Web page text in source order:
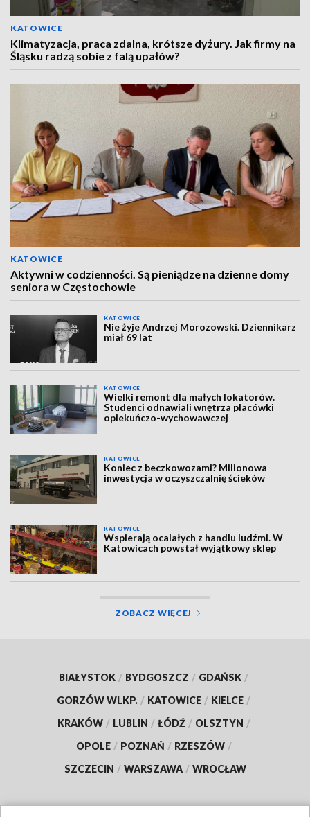
KATOWICE
Klimatyzacja, praca zdalna, krótsze dyżury. Jak firmy na
Śląsku radzą sobie z falą upałów?
KATOWICE
Aktywni w codzienności. Są pieniądze na dzienne domy
seniora w Częstochowie
KATOWICE
Nie żyje Andrzej Morozowski. Dziennikarz
miał 69 lat
KATOWICE
Wielki remont dla małych lokatorów.
Studenci odnawiali wnętrza placówki
opiekuńczo-wychowawczej
KATOWICE
Koniec z beczkowozami? Milionowa
inwestycja w oczyszczalnię ścieków
KATOWICE
Wspierają ocalałych z handlu ludźmi. W
Katowicach powstał wyjątkowy sklep
ZOBACZ WIĘCEJ
BIAŁYSTOK / BYDGOSZCZ / GDAŃSK /
GORZÓW WLKP. / KATOWICE / KIELCE /
KRAKÓW / LUBLIN / ŁÓDŹ / OLSZTYN /
OPOLE / POZNAŃ / RZESZÓW /
SZCZECIN / WARSZAWA / WROCŁAW